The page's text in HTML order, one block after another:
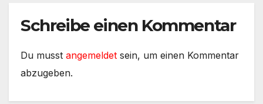
Schreibe einen Kommentar
Du musst angemeldet sein, um einen Kommentar
abzugeben.